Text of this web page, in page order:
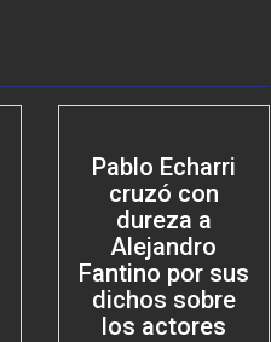
Pablo Echarri
cruzó con
dureza a
Alejandro
Fantino por sus
dichos sobre
los actores